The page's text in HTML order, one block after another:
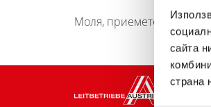
сайта
страна
Моля, приемете